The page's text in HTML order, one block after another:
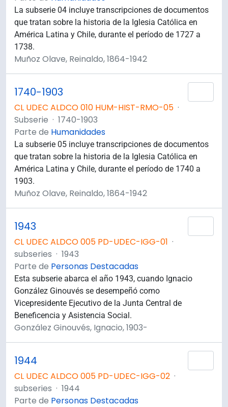
La subserie 04 incluye transcripciones de documentos
que tratan sobre la historia de la Iglesia Católica en
América Latina y Chile, durante el período de 1727 a
1738.
Muñoz Olave, Reinaldo, 1864-1942
1740-1903
CL UDEC ALDCO 010 HUM-HIST-RMO-05 ·
Subserie · 1740-1903
Parte de Humanidades
La subserie 05 incluye transcripciones de documentos
que tratan sobre la historia de la Iglesia Católica en
América Latina y Chile, durante el período de 1740 a
1903.
Muñoz Olave, Reinaldo, 1864-1942
1943
CL UDEC ALDCO 005 PD-UDEC-IGG-01 ·
subseries · 1943
Parte de Personas Destacadas
Esta subserie abarca el año 1943, cuando Ignacio
González Ginouvés se desempeñó como
Vicepresidente Ejecutivo de la Junta Central de
Beneficencia y Asistencia Social.
González Ginouvés, Ignacio, 1903-
1944
CL UDEC ALDCO 005 PD-UDEC-IGG-02 ·
subseries · 1944
Parte de Personas Destacadas